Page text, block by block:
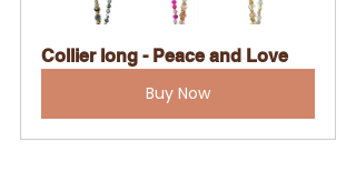
Collier long - Peace and Love
Buy Now